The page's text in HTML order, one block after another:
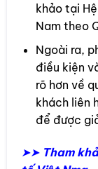
khảo tại
Nam theo
Ngoài ra,
điều kiện
rõ hơn về
khách liên
để được
➤➤ Tham